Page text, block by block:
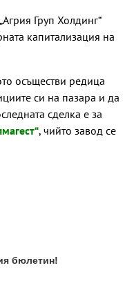
Груп Холдинг“
капитализация на
осъществи редица
си на пазара и да
сделка е за
, чийто завод се